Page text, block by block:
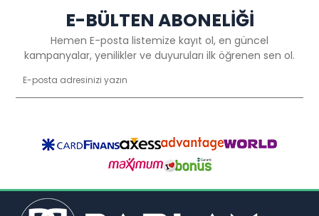
E-BÜLTEN ABONELİĞİ
Hemen E-posta listemize kayıt ol, en güncel
kampanyalar, yenilikler ve duyuruları ilk öğrenen sen ol.